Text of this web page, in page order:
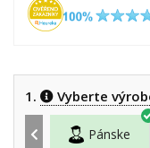
1. Vyberte
Pánske